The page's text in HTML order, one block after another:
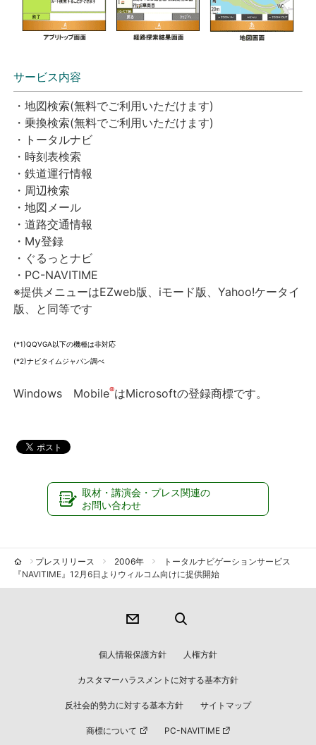
サービス内容
・地図検索(無料でご利用いただけます)
・乗換検索(無料でご利用いただけます)
・トータルナビ
・時刻表検索
・鉄道運行情報
・周辺検索
・地図メール
・道路交通情報
・My登録
・ぐるっとナビ
・PC-NAVITIME
※提供メニューはEZweb版、iモード版、Yahoo!ケータイ
版、と同等です
(*1)QQVGA以下の機種は非対応
(*2)ナビタイムジャパン調べ
Windows Mobile®はMicrosoftの登録商標です。
取材・講演会・プレス関連の
お問い合わせ
プレスリリース 2006年
トータルナビゲーションサービス
『NAVITIME』12月6日よりウィルコム向けに提供開始
個人情報保護方針 人権方針
カスタマーハラスメントに対する基本方針
反社会的勢力に対する基本方針 サイトマップ
商標について PC-NAVITIME